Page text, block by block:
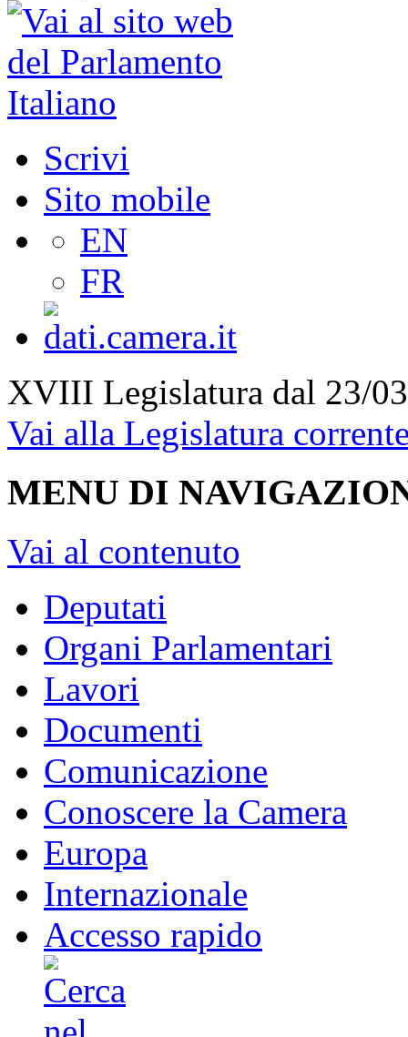
Scrivi
Sito mobile
EN
FR
XVIII Legislatura dal 23/
Vai alla Legislatura
MENU DI
Vai al contenuto
Deputati
Organi Parlamentari
Lavori
Documenti
Comunicazione
Conoscere la Camera
Europa
Internazionale
Accesso rapido